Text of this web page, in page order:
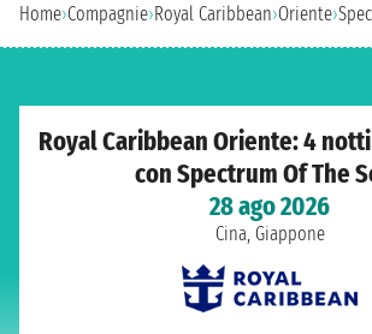
Home›Compagnie›Royal Caribbean›Oriente›
Royal Caribbean Oriente: 4
con Spectrum Of The
28 ago 2026
Cina, Giappone